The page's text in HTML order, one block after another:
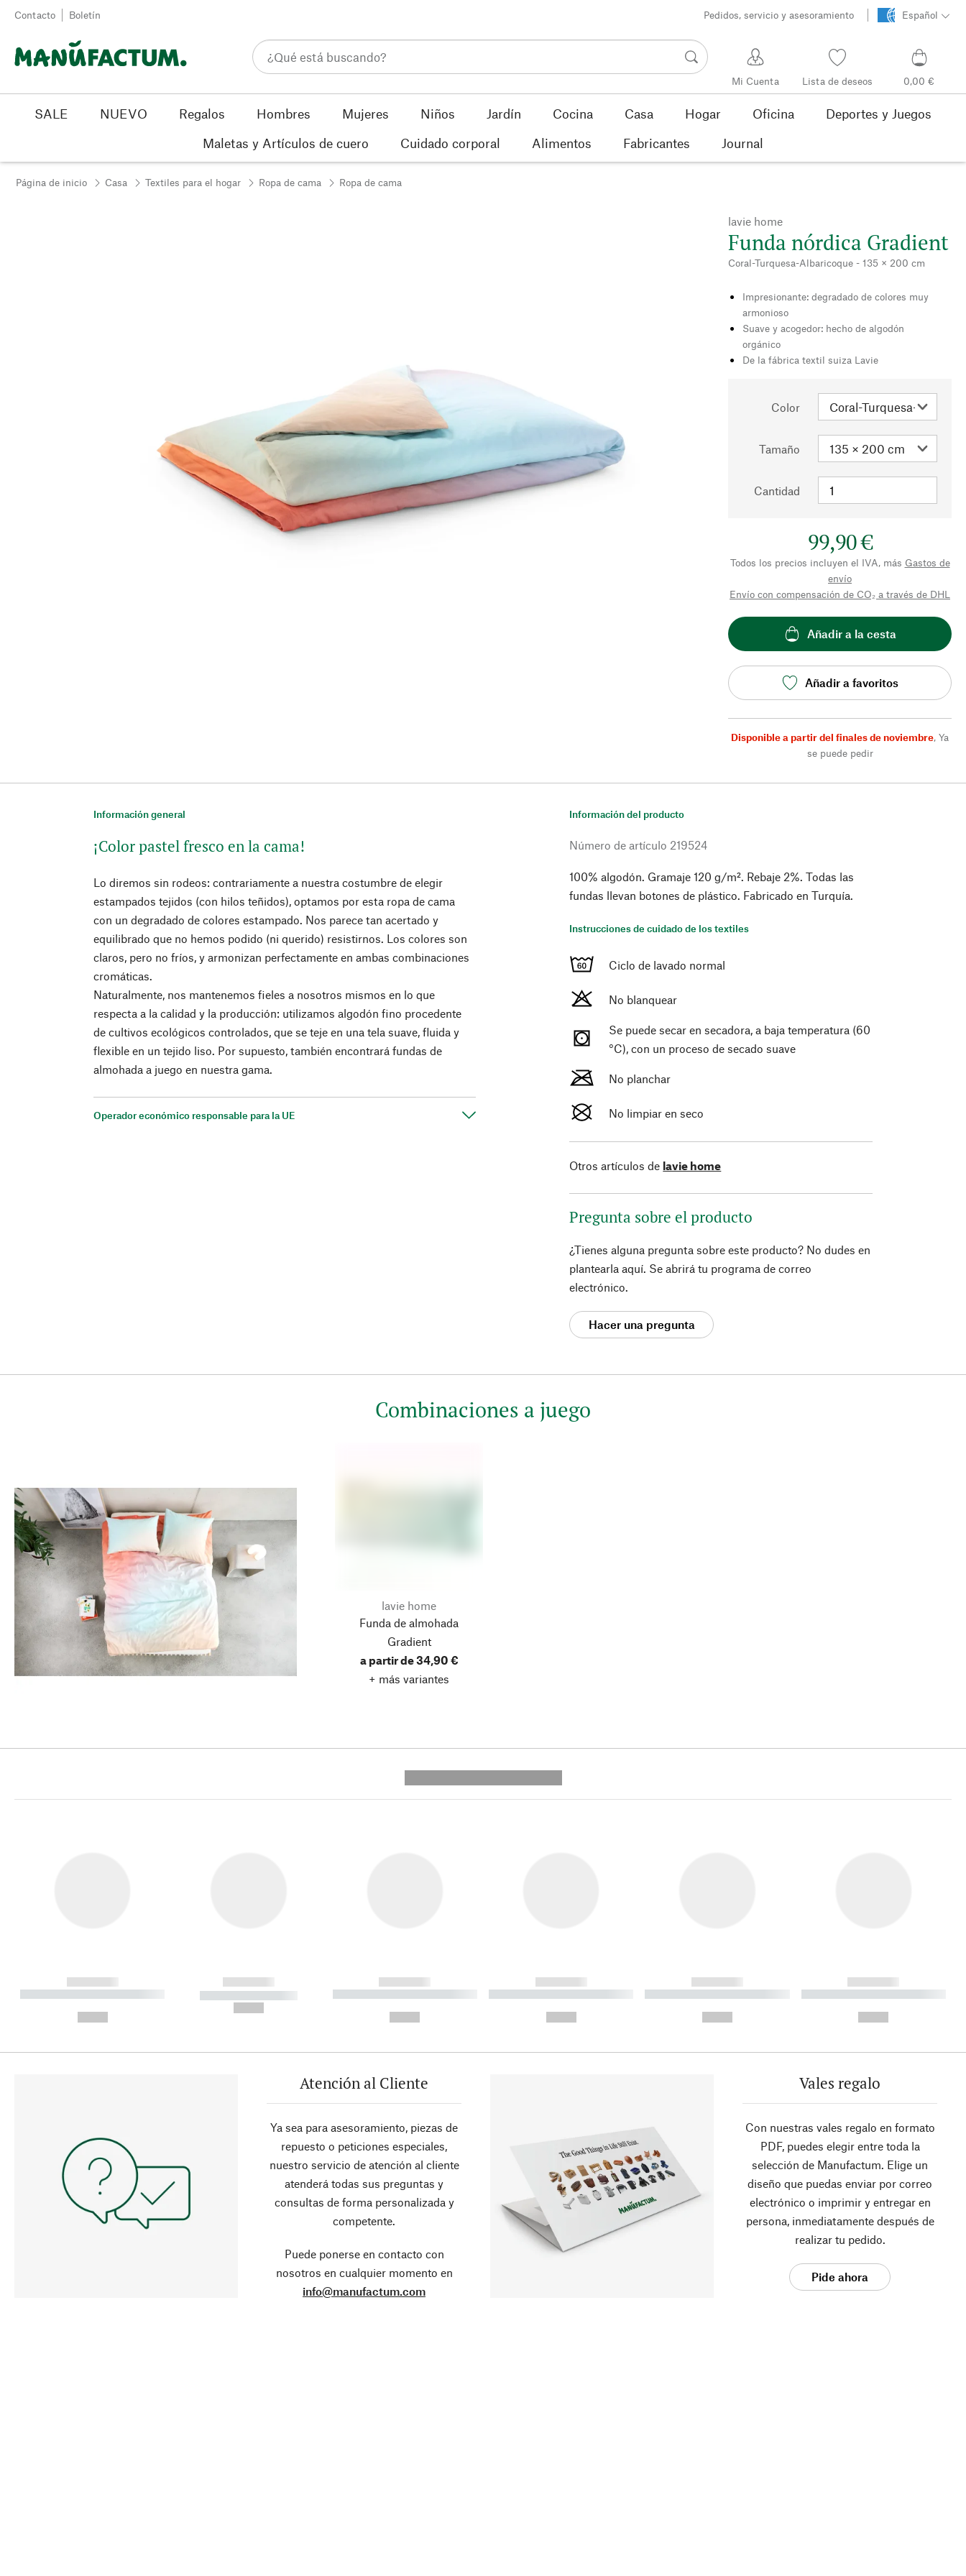
Ir al contenido
Contacto Boletín Pedidos, servicio y asesoramiento Español
Mi Cuenta Lista de deseos 0,00 €
SALE NUEVO Regalos Hombres Mujeres Niños Jardín Cocina Casa Hogar Oficina
Deportes y Juegos
Maletas y Artículos de cuero
Cuidado corporal Alimentos Fabricantes Journal
Página de inicio Casa Textiles para el hogar Ropa de cama Ropa de cama
lavie home
Funda nórdica Gradient
Coral-Turquesa-Albaricoque - 135 × 200 cm
Impresionante: degradado de colores muy
armonioso
Suave y acogedor: hecho de algodón
orgánico
De la fábrica textil suiza Lavie
Color
Tamaño
Cantidad
99,90 €
Todos los precios incluyen el IVA, más Gastos de
envío
Envío con compensación de CO₂ a través de DHL
Añadir a la cesta
Añadir a favoritos
Disponible a partir del finales de noviembre, Ya
se puede pedir
Información general
¡Color pastel fresco en la cama!
Lo diremos sin rodeos: contrariamente a nuestra costumbre de elegir
estampados tejidos (con hilos teñidos), optamos por esta ropa de cama
con un degradado de colores estampado. Nos parece tan acertado y
equilibrado que no hemos podido (ni querido) resistirnos. Los colores son
claros, pero no fríos, y armonizan perfectamente en ambas combinaciones
cromáticas.
Naturalmente, nos mantenemos fieles a nosotros mismos en lo que
respecta a la calidad y la producción: utilizamos algodón fino procedente
de cultivos ecológicos controlados, que se teje en una tela suave, fluida y
flexible en un tejido liso. Por supuesto, también encontrará fundas de
almohada a juego en nuestra gama.
Operador económico responsable para la UE
Información del producto
Número de artículo 219524
100% algodón. Gramaje 120 g/m². Rebaje 2%. Todas las
fundas llevan botones de plástico. Fabricado en Turquía.
Instrucciones de cuidado de los textiles
Ciclo de lavado normal
No blanquear
Se puede secar en secadora, a baja temperatura (60
°C), con un proceso de secado suave
No planchar
No limpiar en seco
Otros artículos de lavie home
Pregunta sobre el producto
¿Tienes alguna pregunta sobre este producto? No dudes en
plantearla aquí. Se abrirá tu programa de correo
electrónico.
Hacer una pregunta
Combinaciones a juego
lavie home
Funda de almohada
Gradient
a partir de 34,90 €
+ más variantes
------------
----------- ----------- ----------
------------
----------- -----------
------------
----------- ----------- ----------
------------
----------- ----------- ----------
------------
----------- ----------- ----------
------------
----------- ----------- ----------
Atención al Cliente
Ya sea para asesoramiento, piezas de
repuesto o peticiones especiales,
nuestro servicio de atención al cliente
atenderá todas sus preguntas y
consultas de forma personalizada y
competente.
Puede ponerse en contacto con
nosotros en cualquier momento en
info@manufactum.com
Vales regalo
Con nuestras vales regalo en formato
PDF, puedes elegir entre toda la
selección de Manufactum. Elige un
diseño que puedas enviar por correo
electrónico o imprimir y entregar en
persona, inmediatamente después de
realizar tu pedido.
Pide ahora